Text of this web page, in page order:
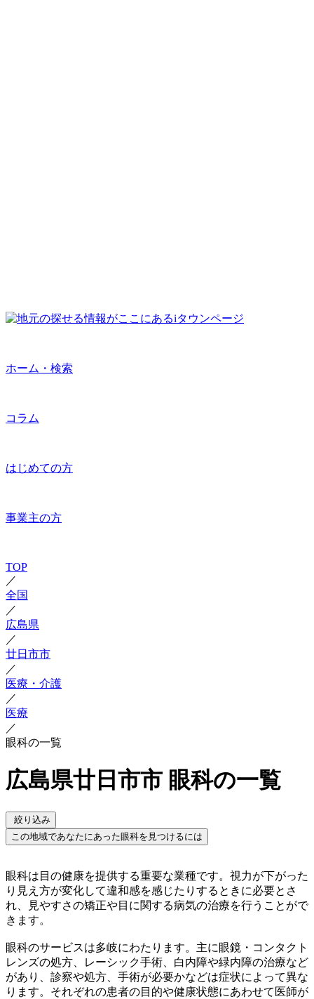
ホーム・検索
コラム
はじめての方
事業主の方
TOP
／
全国
／
広島県
／
廿日市市
／
医療・介護
／
医療
／
眼科の一覧
広島県廿日市市 眼科の一覧
絞り込み
この地域であなたにあった眼科を見つけるには
眼科は目の健康を提供する重要な業種です。視力が下がった
り見え方が変化して違和感を感じたりするときに必要とさ
れ、見やすさの矯正や目に関する病気の治療を行うことがで
きます。
眼科のサービスは多岐にわたります。主に眼鏡・コンタクト
レンズの処方、レーシック手術、白内障や緑内障の治療など
があり、診察や処方、手術が必要かなどは症状によって異な
ります。それぞれの患者の目的や健康状態にあわせて医師が